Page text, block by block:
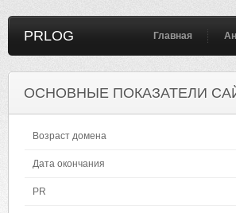
PRLOG Главная
ОСНОВНЫЕ ПОКАЗАТЕЛИ
Возраст домена
Дата окончания
PR